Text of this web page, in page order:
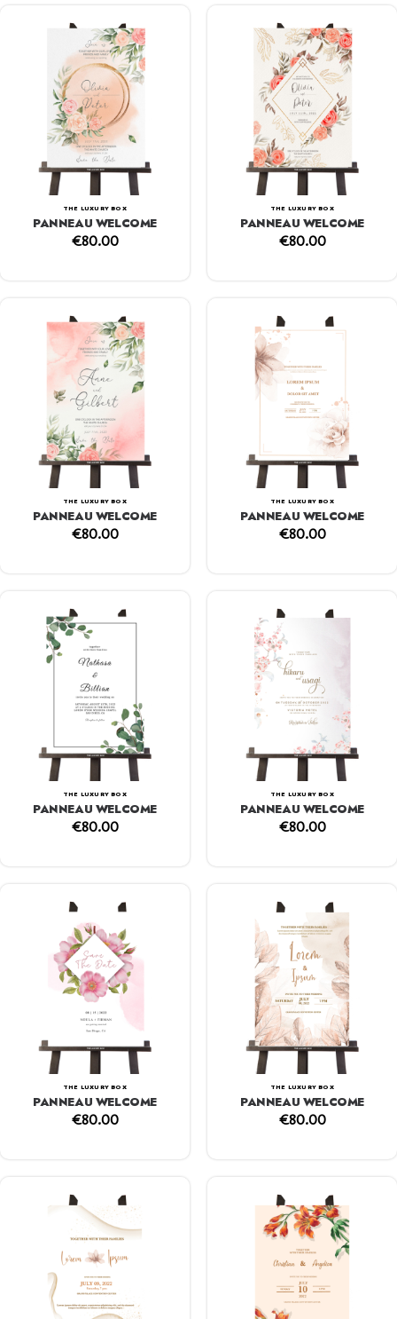
THE LUXURY BOX
PANNEAU WELCOME
€80.00
THE LUXURY BOX
PANNEAU WELCOME
€80.00
THE LUXURY BOX
PANNEAU WELCOME
€80.00
THE LUXURY BOX
PANNEAU WELCOME
€80.00
THE LUXURY BOX
PANNEAU WELCOME
€80.00
THE LUXURY BOX
PANNEAU WELCOME
€80.00
THE LUXURY BOX
PANNEAU WELCOME
€80.00
THE LUXURY BOX
PANNEAU WELCOME
€80.00